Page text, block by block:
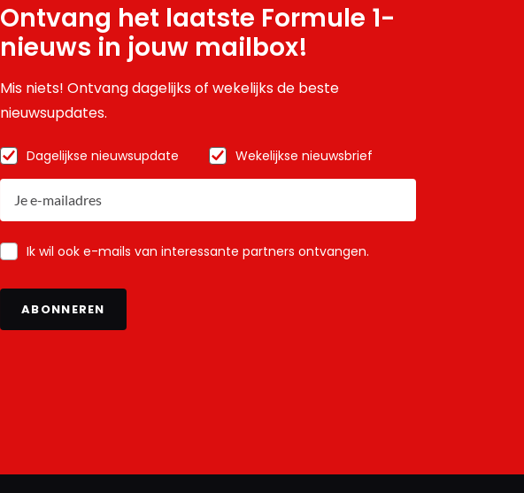
Ontvang het laatste Formule 1-
nieuws in jouw mailbox!
Mis niets! Ontvang dagelijks of wekelijks de beste
nieuwsupdates.
Dagelijkse nieuwsupdate Wekelijkse nieuwsbrief
Ik wil ook e-mails van interessante partners ontvangen.
ABONNEREN